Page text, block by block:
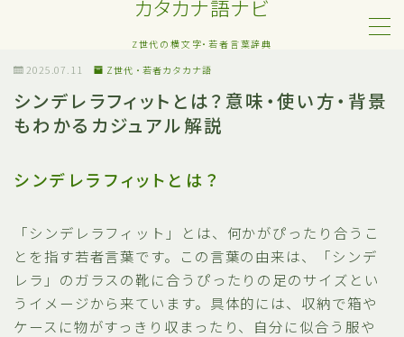
カタカナ語ナビ
Z世代の横文字・若者言葉辞典
MENU
Z世代・若者カタカナ語
ネット・SNS用語
日常でよく聞く流行語
略語・造語
2025.07.11 Z世代・若者カタカナ語
シンデレラフィットとは？意味・使い方・背景
もわかるカジュアル解説
シンデレラフィットとは？
「シンデレラフィット」とは、何かがぴったり合うこ
とを指す若者言葉です。この言葉の由来は、「シンデ
レラ」のガラスの靴に合うぴったりの足のサイズとい
うイメージから来ています。具体的には、収納で箱や
ケースに物がすっきり収まったり、自分に似合う服や